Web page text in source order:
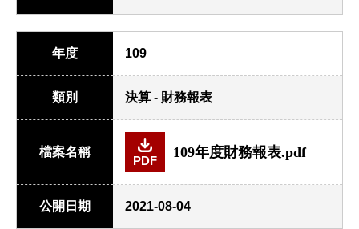
年度 109
類別 決算 - 財務報表
檔案名稱
PDF
109年度財務報表.pdf
公開日期 2021-08-04